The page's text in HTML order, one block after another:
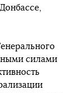
силами